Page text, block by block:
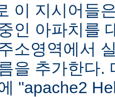
이 지시어들
인 아파치를
소영역에서
을 추가한다.
"apache2